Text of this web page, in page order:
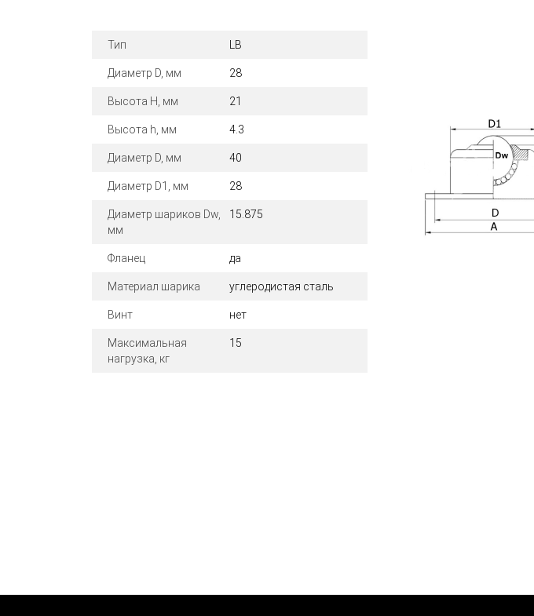
Тип LB
Диаметр D, мм 28
Высота H, мм 21
Высота h, мм 4.3
Диаметр D, мм 40
Диаметр D1, мм 28
Диаметр шариков Dw,
мм
15.875
Фланец да
Материал шарика углеродистая сталь
Винт нет
Максимальная
нагрузка, кг
15